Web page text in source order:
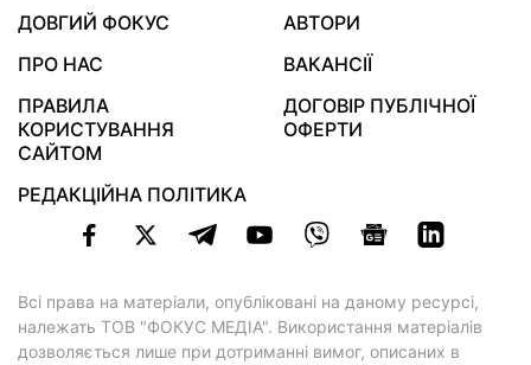
ДОВГИЙ ФОКУС
АВТОРИ
ПРО НАС
ВАКАНСІЇ
ПРАВИЛА
КОРИСТУВАННЯ
САЙТОМ
ДОГОВІР ПУБЛІЧНОЇ
ОФЕРТИ
РЕДАКЦІЙНА ПОЛІТИКА
Всі права на матеріали, опубліковані на даному ресурсі,
належать ТОВ "ФОКУС МЕДІА". Використання матеріалів
дозволяється лише при дотриманні вимог, описаних в